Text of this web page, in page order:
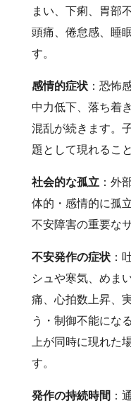
まい、下痢、胃部
頭痛、倦怠感、睡
す。
感情的症状 ：恐怖
中力低下、落ち着
混乱が続きます。
題として現れるこ
社会的な孤立 ：外
体的・感情的に孤
不安障害の重要な
不安発作の症状 ：
シュや寒気、めま
痛、心拍数上昇、
う・制御不能にな
上が同時に現れた
す。
発作の持続時間 ：